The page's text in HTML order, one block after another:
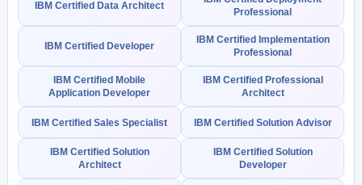
IBM Certified Data Architect
Professional
IBM Certified Developer
IBM Certified Implementation
Professional
IBM Certified Mobile
Application Developer
IBM Certified Professional
Architect
IBM Certified Sales Specialist IBM Certified Solution Advisor
IBM Certified Solution
Architect
IBM Certified Solution
Developer